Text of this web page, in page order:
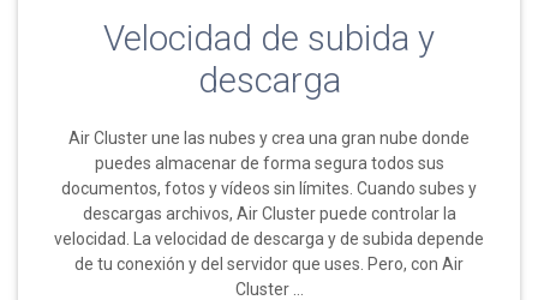
Velocidad de subida y
descarga
Air Cluster une las nubes y crea una gran nube donde
puedes almacenar de forma segura todos sus
documentos, fotos y vídeos sin límites. Cuando subes y
descargas archivos, Air Cluster puede controlar la
velocidad. La velocidad de descarga y de subida depende
de tu conexión y del servidor que uses. Pero, con Air
Cluster …